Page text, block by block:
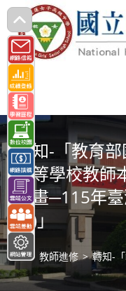
跳
轉
至
主
要
內
容 轉知-「教育
中等學校教師
計畫─115年
月)」
> 教師進修 > 轉知-